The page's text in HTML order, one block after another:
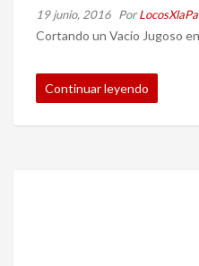
19 junio, 2016 Por
Cortando un Vacio Jugoso
Continuar leyendo